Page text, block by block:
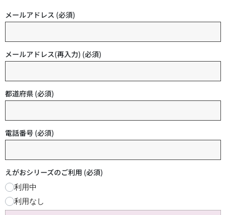
メールアドレス (必須)
メールアドレス(再入力) (必須)
都道府県 (必須)
電話番号 (必須)
えがおシリーズのご利用 (必須)
利用中
利用なし